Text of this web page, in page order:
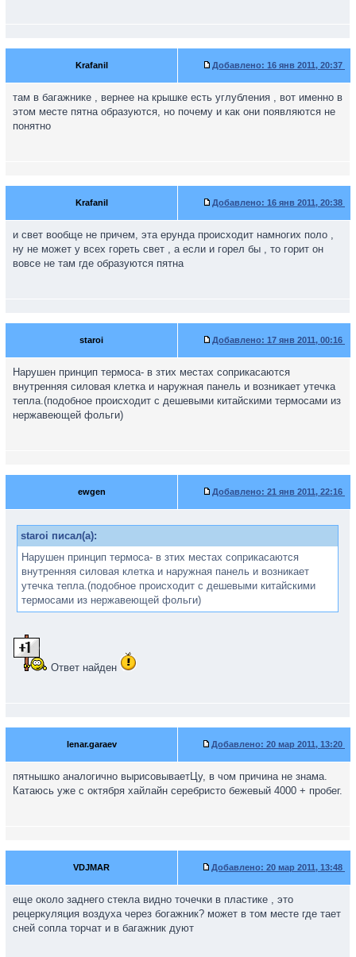
Krafanil Добавлено: 16 янв 2011, 20:37
там в багажнике , вернее на крышке есть углубления , вот именно в
этом месте пятна образуются, но почему и как они появляются не
понятно
Krafanil Добавлено: 16 янв 2011, 20:38
и свет вообще не причем, эта ерунда происходит намногих поло ,
ну не может у всех гореть свет , а если и горел бы , то горит он
вовсе не там где образуются пятна
staroi Добавлено: 17 янв 2011, 00:16
Нарушен принцип термоса- в зтих местах соприкасаются
внутренняя силовая клетка и наружная панель и возникает утечка
тепла.(подобное происходит с дешевыми китайскими термосами из
нержавеющей фольги)
ewgen Добавлено: 21 янв 2011, 22:16
staroi писал(а):
Нарушен принцип термоса- в зтих местах соприкасаются
внутренняя силовая клетка и наружная панель и возникает
утечка тепла.(подобное происходит с дешевыми китайскими
термосами из нержавеющей фольги)
Ответ найден
lenar.garaev Добавлено: 20 мар 2011, 13:20
пятнышко аналогично вырисовываетЦу, в чом причина не знама.
Катаюсь уже с октября хайлайн серебристо бежевый 4000 + пробег.
VDJMAR Добавлено: 20 мар 2011, 13:48
еще около заднего стекла видно точечки в пластике , это
рецеркуляция воздуха через богажник? может в том месте где тает
сней сопла торчат и в багажник дуют